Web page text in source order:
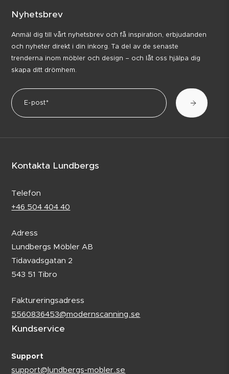
Nyhetsbrev
Anmäl dig till vårt nyhetsbrev och få inspiration, erbjudanden
och nyheter direkt i din inkorg. Ta del av de senaste
trenderna inom möbler och design – och låt oss hjälpa dig
skapa ditt drömhem.
Kontakta Lundbergs
Telefon
+46 504 404 40
Adress
Lundbergs Möbler AB
Tidavadsgatan 2
543 51 Tibro
Faktureringsadress
5560836453@modernscanning.se
Kundservice
Support
support@lundbergs-mobler.se